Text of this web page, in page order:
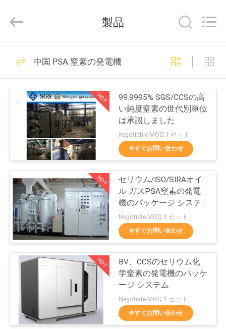
製
た
し
た
ち
に
2026
JoShining
Technology
PSA 窒素の発電機
175
VSA酸素発生器
9
VPSAの酸素の発電
機
5
製品
中国 PSA 窒素の発電機
HOT
99.9995% SGS/CCSの高
い純度窒素の世代別単位
は承認しました
negotiable MOQ:1 セット
今すぐお問い合わせ
HOT
セリウム/ISO/SIRAオイ
ル ガスPSA窒素の発電
機のパッケージ システ
ム
Negotiate MOQ:1 セット
今すぐお問い合わせ
HOT
BV、CCSのセリウム化
学窒素の発電機のパッケ
ージ システム
Negotiate MOQ:1 セット
今すぐお問い合わせ